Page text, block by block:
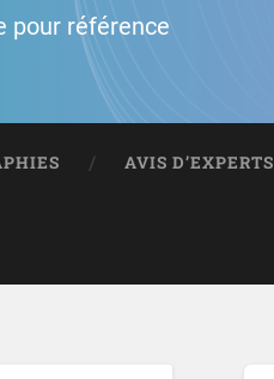
pour référence
AVIS D’EXPERTS